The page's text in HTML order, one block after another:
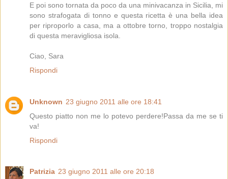
E poi sono tornata da poco da una minivacanza in Sicilia, mi
sono strafogata di tonno e questa ricetta è una bella idea
per riproporlo a casa, ma a ottobre torno, troppo nostalgia
di questa meravigliosa isola.
Ciao, Sara
Rispondi
Unknown 23 giugno 2011 alle ore 18:41
Questo piatto non me lo potevo perdere!Passa da me se ti
va!
Rispondi
Patrizia 23 giugno 2011 alle ore 20:18